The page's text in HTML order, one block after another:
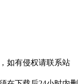
如有侵权请联系站